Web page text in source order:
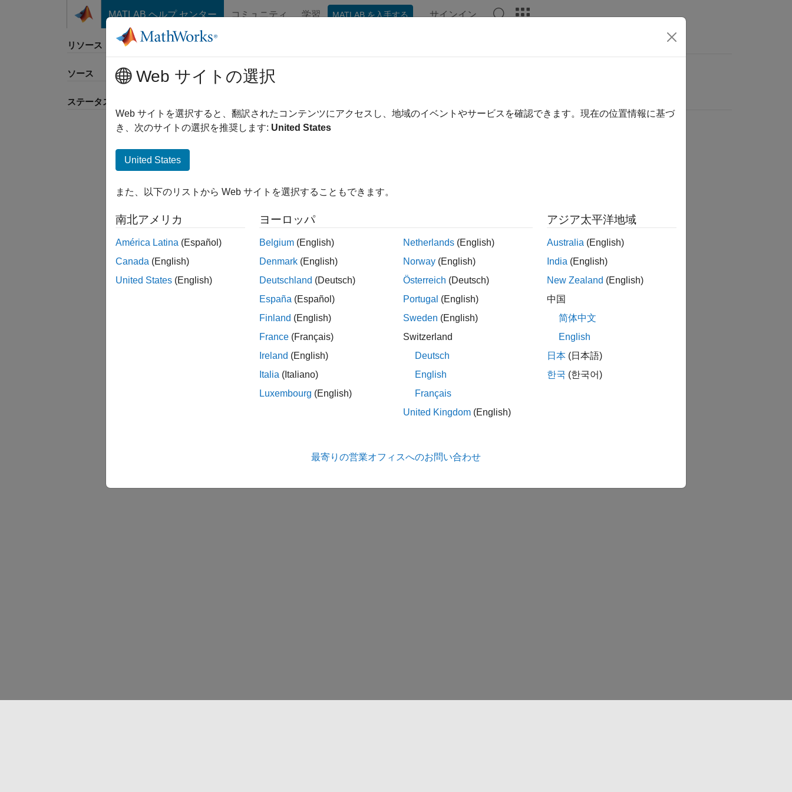
コンテンツへスキップ
MATLAB ヘルプ センター コミュニティ 学習 MATLAB を入手する サインイン
リソース
ソース
ステータス
並べ替え
Web サイトの選択
Web サイトを選択すると、翻訳されたコンテンツにアクセスし、地域のイベントやサービスを確認できます。現在の位置情報に基づ
き、次のサイトの選択を推奨します: United States
United States
また、以下のリストから Web サイトを選択することもできます。
南北アメリカ
América Latina (Español)
Canada (English)
United States (English)
ヨーロッパ
Belgium (English)
Denmark (English)
Deutschland (Deutsch)
España (Español)
Finland (English)
France (Français)
Ireland (English)
Italia (Italiano)
Luxembourg (English)
Netherlands (English)
Norway (English)
Österreich (Deutsch)
Portugal (English)
Sweden (English)
Switzerland
Deutsch
English
Français
United Kingdom (English)
アジア太平洋地域
Australia (English)
India (English)
New Zealand (English)
中国
简体中文
English
日本 (日本語)
한국 (한국어)
最寄りの営業オフィスへのお問い合わせ